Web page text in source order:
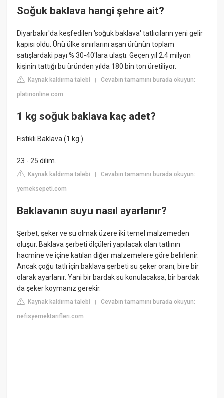
Soğuk baklava hangi şehre ait?
Diyarbakır'da keşfedilen 'soğuk baklava' tatlıcıların yeni gelir
kapısı oldu. Ünü ülke sınırlarını aşan ürünün toplam
satışlardaki payı % 30-40'lara ulaştı. Geçen yıl 2.4 milyon
kişinin tattığı bu üründen yılda 180 bin ton üretiliyor.
Kaynak kaldırma talebi |Cevabın tamamını burada okuyun:
platinonline.com
1 kg soğuk baklava kaç adet?
Fıstıklı Baklava (1 kg.)
23 - 25 dilim.
Kaynak kaldırma talebi |Cevabın tamamını burada okuyun:
yemeksepeti.com
Baklavanın suyu nasıl ayarlanır?
Şerbet, şeker ve su olmak üzere iki temel malzemeden
oluşur. Baklava şerbeti ölçüleri yapılacak olan tatlının
hacmine ve içine katılan diğer malzemelere göre belirlenir.
Ancak çoğu tatlı için baklava şerbeti su şeker oranı, bire bir
olarak ayarlanır. Yani bir bardak su konulacaksa, bir bardak
da şeker koymanız gerekir.
Kaynak kaldırma talebi |Cevabın tamamını burada okuyun:
nefisyemektarifleri.com